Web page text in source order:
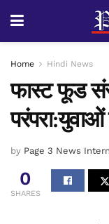
Home Hindi News
फास्ट फूड
by Page 3 News
0
SHARES